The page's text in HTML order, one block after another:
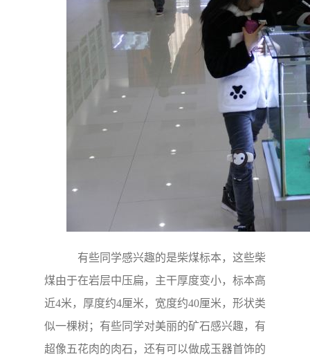
有些同学感兴趣的是柴煤标本，这些柴
煤由于在岩层中压扁，主干厚度变小，标本高
近4米，厚度约4厘米，宽度约40厘米，形状类
似一棵树；有些同学对美丽的矿石感兴趣，有
超像五花肉的肉石，还有可以做成玉器首饰的